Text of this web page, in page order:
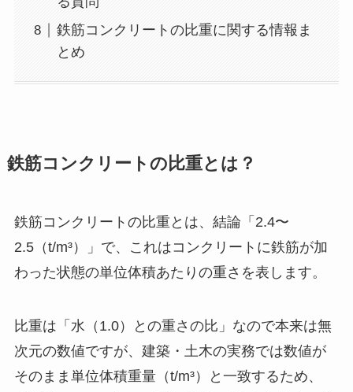
鉄筋コンクリートの比重に関する情報ま
とめ
鉄筋コンクリートの比重とは？
鉄筋コンクリートの比重とは、結論「2.4〜
2.5（t/m³）」で、これはコンクリートに鉄筋が加
わった状態の単位体積あたりの重さを表します。
比重は「水（1.0）との重さの比」なので本来は無
次元の数値ですが、建築・土木の実務では数値が
そのまま単位体積重量（t/m³）と一致するため、